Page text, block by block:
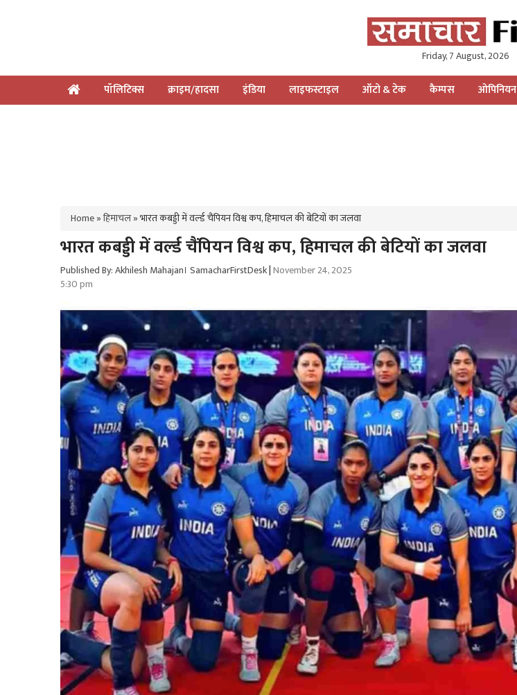
Friday, 7 August, 2026
पॉलिटिक्स क्राइम/हादसा इंडिया लाइफस्टाइल ऑटो & टेक कैम्पस ओपिनियन
Home»हिमाचल»भारत कबड्डी में वर्ल्‍ड चैंपियन विश्व कप, हिमाचल की बेटियों का जलवा
भारत कबड्डी में वर्ल्‍ड चैंपियन विश्व कप, हिमाचल की बेटियों का जलवा
Published By: Akhilesh Mahajan। SamacharFirstDesk|November 24, 2025
5:30 pm